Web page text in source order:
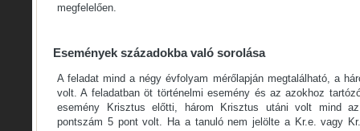
megfelelően.
Események századokba való sorolása
A feladat mind a négy évfolyam mérőlapján megtalálható, a
volt. A feladatban öt történelmi esemény és az azokhoz
esemény Krisztus előtti, három Krisztus utáni volt mind
pontszám 5 pont volt. Ha a tanuló nem jelölte a Kr.e. vagy